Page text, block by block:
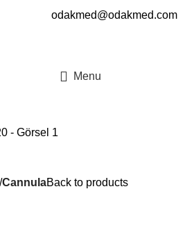
odakmed@odakmed.com
Menu
CannulaBack to products